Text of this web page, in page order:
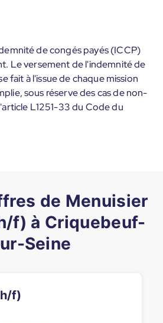
de congés payés (ICCP)
Le versement de l'indemnité de
fait à l'issue de chaque mission
sous réserve des cas de non-
L1251-33 du Code du
de Menuisier
f) à Criquebeuf-
Seine
f)